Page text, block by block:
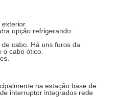
opção refrigerando:
cabo. Há uns furos da
cabo ótico.
na estação base de
interruptor integrados rede